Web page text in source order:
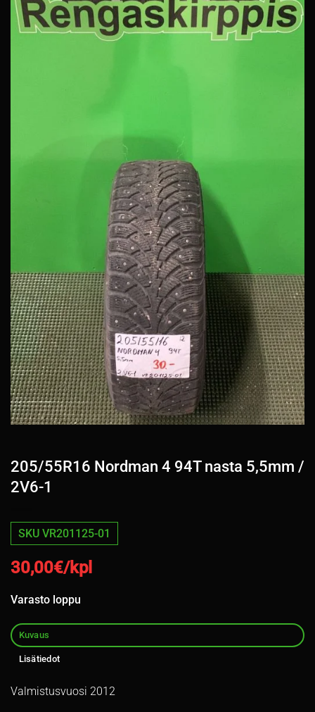
205/55R16 Nordman 4 94T nasta 5,5mm /
2V6-1
SKU VR201125-01
30,00€/kpl
Varasto loppu
Kuvaus
Lisätiedot
Valmistusvuosi 2012